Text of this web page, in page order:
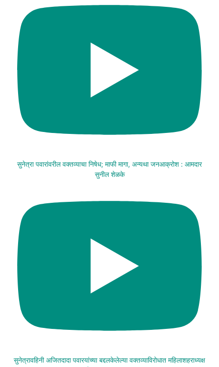
सुनेत्रा पवारांवरील वक्तव्याचा निषेध; माफी मागा, अन्यथा जनआक्रोश : आमदार
सुनील शेळके
सुनेत्रावहिनी अजितदादा पवारयांच्या बद्दलकेलेल्या वक्तव्याविरोधात महिलाशहराध्यक्ष